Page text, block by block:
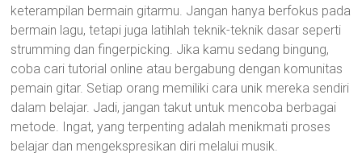
keterampilan bermain gitarmu. Jangan hanya berfokus pada
bermain lagu, tetapi juga latihlah teknik-teknik dasar seperti
strumming dan fingerpicking. Jika kamu sedang bingung,
coba cari tutorial online atau bergabung dengan komunitas
pemain gitar. Setiap orang memiliki cara unik mereka sendiri
dalam belajar. Jadi, jangan takut untuk mencoba berbagai
metode. Ingat, yang terpenting adalah menikmati proses
belajar dan mengekspresikan diri melalui musik.